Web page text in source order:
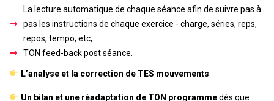
La lecture automatique de chaque séance afin de suivre pas à
pas les instructions de chaque exercice - charge, séries, reps,
repos, tempo, etc,
TON feed-back post séance.
L’analyse et la correction de TES mouvements
Un bilan et une réadaptation de TON programmedès que